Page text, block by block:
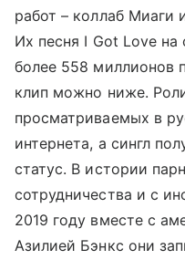
работ – коллаб Миаги
Их песня I Got Love
более 558 миллионов
клип можно ниже.
просматриваемых в
интернета, а сингл
статус. В истории
сотрудничества и с
2019 году вместе с
Азилией Бэнкс они